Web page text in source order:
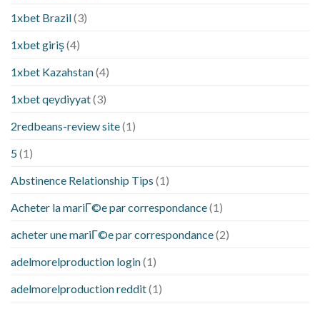
1xbet Brazil(3)
1xbet giriş(4)
1xbet Kazahstan(4)
1xbet qeydiyyat(3)
2redbeans-review site(1)
5(1)
Abstinence Relationship Tips (1)
Acheter la mariГ©e par correspondance(1)
acheter une mariГ©e par correspondance(2)
adelmorelproduction login(1)
adelmorelproduction reddit(1)